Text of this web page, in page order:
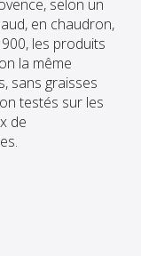
selon un
en chaudron,
les produits
la même
sans graisses
testés sur les
de